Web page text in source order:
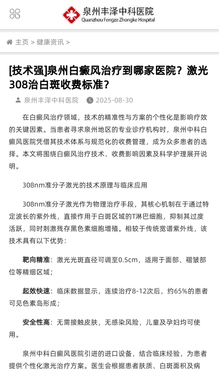
主页 > 健康资讯 >
[技术强]泉州白癜风治疗到哪家医院？激光
308治白斑收费标准？
泉州丰泽中科医院
2025-08-30
在白癜风治疗领域，技术的精准性与方案的个性化是影响疗效
的关键因素。当患者寻求泉州地区的专业诊疗机构时，泉州中科白
癜风医院凭借其技术体系与规范化的收费管理，成为众多患者的选
择。本文将围绕白癜风治疗技术、收费影响因素及科学护理展开说
明。
308nm准分子激光的技术原理与临床应用
308nm准分子激光作为物理治疗手段，其核心机制在于通过特
定波长的紫外线，直接作用于白斑区域的T淋巴细胞，抑制其过度
活跃，同时刺激残存黑色素细胞增殖。相较于传统宽谱紫外线，该
技术具有以下优势：
靶向精准：激光光斑直径可调至0.5cm，适用于面部、褶皱部
位等精细区域；
起效快速：临床数据显示，连续治疗8-12次后，约65%的患者
可见色素岛形成；
安全性高：无需接触皮肤，无感染风险，儿童及孕妇均可使
用。
泉州中科白癜风医院引进的进口设备，结合临床经验，为患者
提供个性化激光治疗方案。医生会根据患者肤质、白斑面积及病